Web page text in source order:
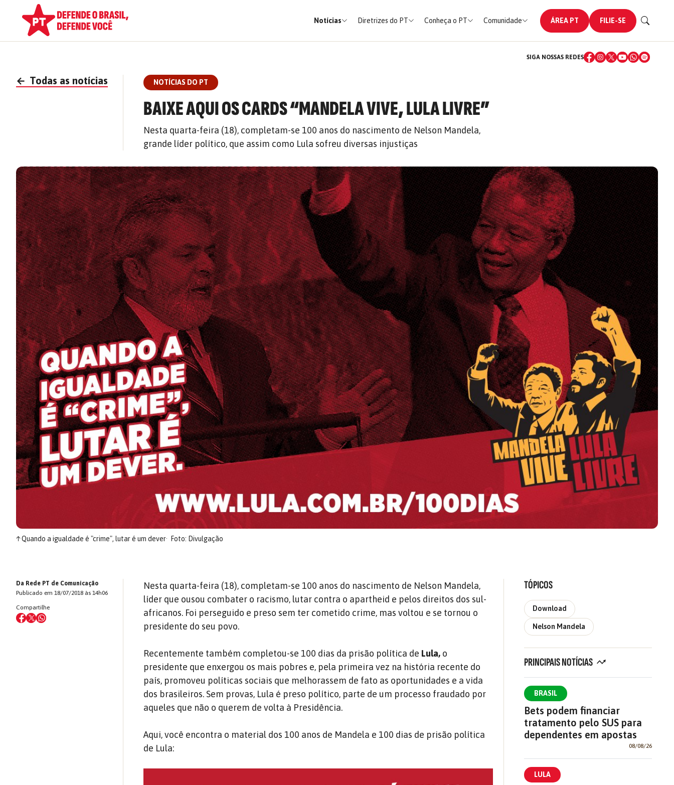
Notícias Diretrizes do PT Conheça o PT Comunidade ÁREA PT FILIE-SE
SIGA NOSSAS REDES
← Todas as notícias NOTÍCIAS DO PT
BAIXE AQUI OS CARDS “MANDELA VIVE, LULA LIVRE”
Nesta quarta-feira (18), completam-se 100 anos do nascimento de Nelson Mandela,
grande líder político, que assim como Lula sofreu diversas injustiças
↑Quando a igualdade é "crime", lutar é um dever Foto: Divulgação
Da Rede PT de Comunicação
Publicado em 18/07/2018 às 14h06
Compartilhe
Nesta quarta-feira (18), completam-se 100 anos do nascimento de Nelson Mandela,
líder que ousou combater o racismo, lutar contra o apartheid e pelos direitos dos sul-
africanos. Foi perseguido e preso sem ter cometido crime, mas voltou e se tornou o
presidente do seu povo.
Recentemente também completou-se 100 dias da prisão política de Lula, o
presidente que enxergou os mais pobres e, pela primeira vez na história recente do
país, promoveu políticas sociais que melhorassem de fato as oportunidades e a vida
dos brasileiros. Sem provas, Lula é preso político, parte de um processo fraudado por
aqueles que não o querem de volta à Presidência.
Aqui, você encontra o material dos 100 anos de Mandela e 100 dias de prisão política
de Lula:
TÓPICOS
Download
Nelson Mandela
PRINCIPAIS NOTÍCIAS
BRASIL
Bets podem financiar
tratamento pelo SUS para
dependentes em apostas
08/08/26
LULA